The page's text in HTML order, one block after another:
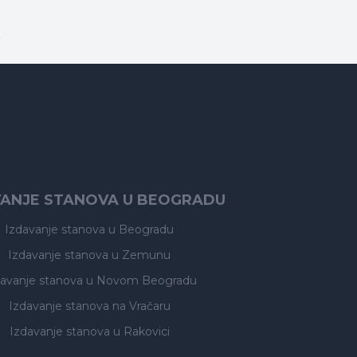
STANOVA U BEOGRADU
Izdavanje stanova u Beogradu
Izdavanje stanova u Zemunu
stanova u Novom Beogradu
Izdavanje stanova na Vračaru
Izdavanje stanova u Rakovici